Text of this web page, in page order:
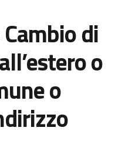
di
o
o